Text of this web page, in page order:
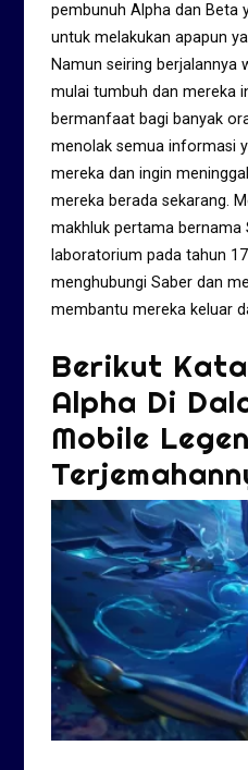
pembunuh Alpha dan Beta
untuk melakukan apapun
Namun seiring berjalannya
mulai tumbuh dan mereka
bermanfaat bagi banyak
menolak semua informasi
mereka dan ingin
mereka berada sekarang.
makhluk pertama bernama
laboratorium pada tahun
menghubungi Saber dan
membantu mereka keluar
Berikut
Alpha Di
Mobile